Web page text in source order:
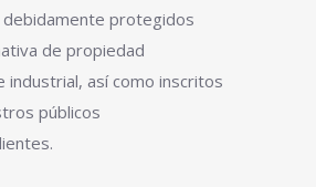
debidamente protegidos
de propiedad
industrial, así como inscritos
públicos